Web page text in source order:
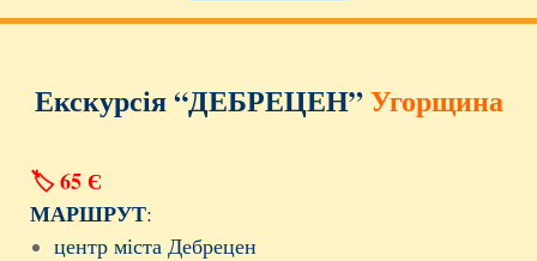
Екскурсія“ДЕБРЕЦЕН”Угорщина
🏷 65 Є
МАРШРУТ:
центр міста Дебрецен